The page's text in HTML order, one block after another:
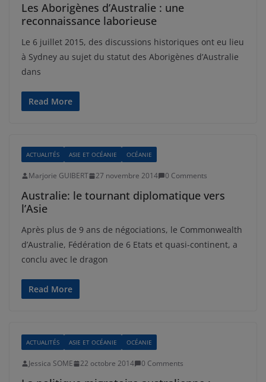
Les Aborigènes d’Australie : une
reconnaissance laborieuse
Le 6 juillet 2015, des discussions historiques ont eu lieu
à Sydney au sujet du statut des Aborigènes d’Australie
dans
Read More
ACTUALITÉS ASIE ET OCÉANIE OCÉANIE
Marjorie GUIBERT 27 novembre 2014 0 Comments
Australie: le tournant diplomatique vers
l’Asie
Après plus de 9 ans de négociations, le Commonwealth
d’Australie, Fédération de 6 Etats et quasi-continent, a
conclu avec le dragon
Read More
ACTUALITÉS ASIE ET OCÉANIE OCÉANIE
Jessica SOME 22 octobre 2014 0 Comments